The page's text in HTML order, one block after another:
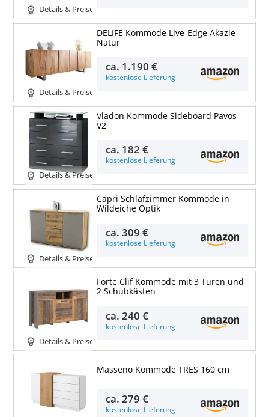
Details & Preise
Details & Preise
DELIFE Kommode Live-Edge Akazie
Natur
ca. 1.190 €
kostenlose Lieferung
Details & Preise
Vladon Kommode Sideboard Pavos
V2
ca. 182 €
kostenlose Lieferung
Details & Preise
Capri Schlafzimmer Kommode in
Wildeiche Optik
ca.309 €
kostenlose Lieferung
Details & Preise
Forte Clif Kommode mit 3 Türen und
2 Schubkästen
ca.240 €
kostenlose Lieferung
Masseno Kommode TRES 160 cm
ca.279 €
kostenlose Lieferung